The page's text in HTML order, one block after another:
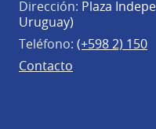
Dirección: Plaza
Uruguay)
Teléfono: (+598 2) 150
Contacto